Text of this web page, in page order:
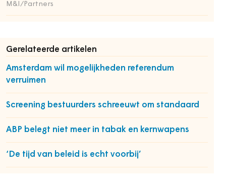
M&I/Partners
Gerelateerde artikelen
Amsterdam wil mogelijkheden referendum
verruimen
Screening bestuurders schreeuwt om standaard
ABP belegt niet meer in tabak en kernwapens
‘De tijd van beleid is echt voorbij’